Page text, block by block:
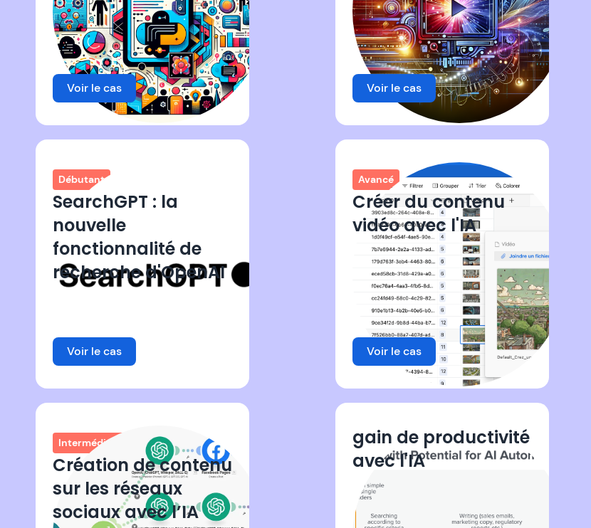
Voir le cas Voir le cas
Débutant
SearchGPT : la
nouvelle
fonctionnalité de
recherche d'OpenAI
Voir le cas
Avancé
Créer du contenu
vidéo avec l'IA
Voir le cas
Intermédiaire
Création de contenu
sur les réseaux
sociaux avec l’IA
gain de productivité
avec l'IA